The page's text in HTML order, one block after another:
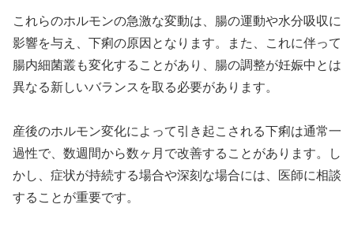
これらのホルモンの急激な変動は、腸の運動や水分吸収に
影響を与え、下痢の原因となります。また、これに伴って
腸内細菌叢も変化することがあり、腸の調整が妊娠中とは
異なる新しいバランスを取る必要があります。
産後のホルモン変化によって引き起こされる下痢は通常一
過性で、数週間から数ヶ月で改善することがあります。し
かし、症状が持続する場合や深刻な場合には、医師に相談
することが重要です。